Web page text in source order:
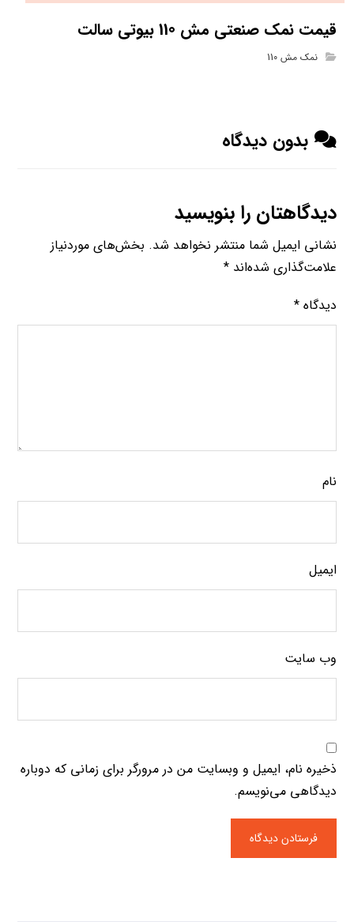
قیمت نمک صنعتی مش 110 بیوتی سالت
نمک مش 110
بدون دیدگاه
دیدگاهتان را بنویسید
نشانی ایمیل شما منتشر نخواهد شد. بخش‌های موردنیاز
علامت‌گذاری شده‌اند*
دیدگاه*
نام
ایمیل
وب‌ سایت
ذخیره نام، ایمیل و وبسایت من در مرورگر برای زمانی که دوباره
دیدگاهی می‌نویسم.